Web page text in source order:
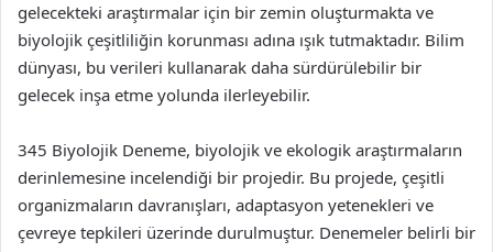
gelecekteki araştırmalar için bir zemin oluşturmakta ve
biyolojik çeşitliliğin korunması adına ışık tutmaktadır. Bilim
dünyası, bu verileri kullanarak daha sürdürülebilir bir
gelecek inşa etme yolunda ilerleyebilir.
345 Biyolojik Deneme, biyolojik ve ekologik araştırmaların
derinlemesine incelendiği bir projedir. Bu projede, çeşitli
organizmaların davranışları, adaptasyon yetenekleri ve
çevreye tepkileri üzerinde durulmuştur. Denemeler belirli bir